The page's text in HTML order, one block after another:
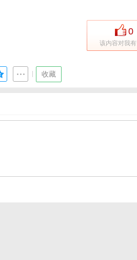
0
该内容对我
收藏